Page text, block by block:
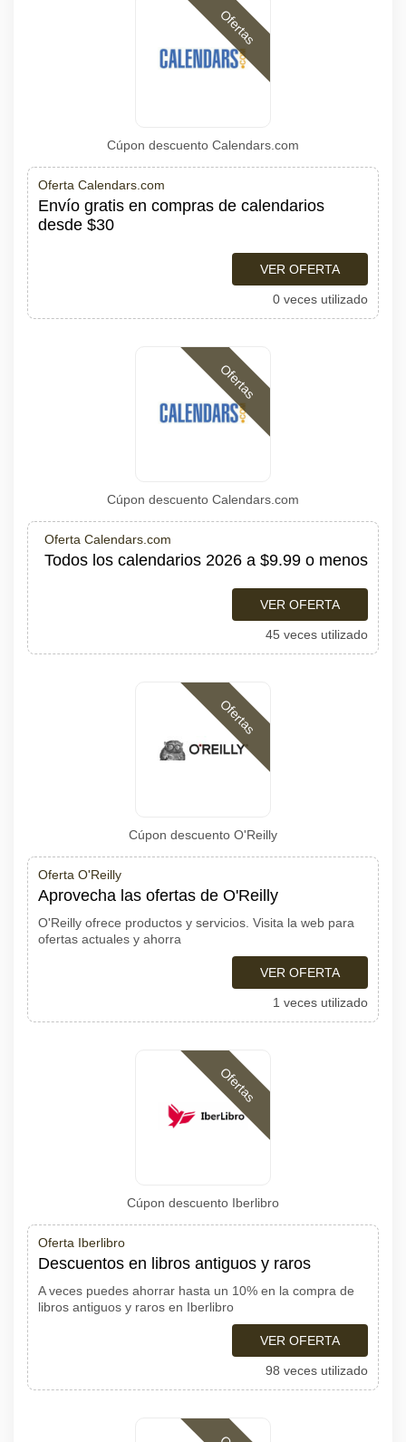
Ofertas
Cúpon descuento Calendars.com
Oferta Calendars.com
Envío gratis en compras de calendarios
desde $30
VER OFERTA
0 veces utilizado
Ofertas
Cúpon descuento Calendars.com
Oferta Calendars.com
Todos los calendarios 2026 a $9.99 o menos
VER OFERTA
45 veces utilizado
Ofertas
Cúpon descuento O'Reilly
Oferta O'Reilly
Aprovecha las ofertas de O'Reilly
O'Reilly ofrece productos y servicios. Visita la web para
ofertas actuales y ahorra
VER OFERTA
1 veces utilizado
Ofertas
Cúpon descuento Iberlibro
Oferta Iberlibro
Descuentos en libros antiguos y raros
A veces puedes ahorrar hasta un 10% en la compra de
libros antiguos y raros en Iberlibro
VER OFERTA
98 veces utilizado